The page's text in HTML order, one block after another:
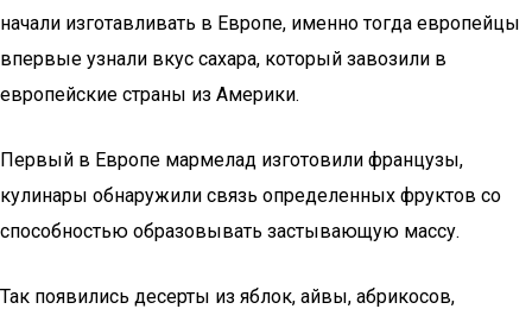
начали изготавливать в Европе, именно тогда европейцы
впервые узнали вкус сахара, который завозили в
европейские страны из Америки.
Первый в Европе мармелад изготовили французы,
кулинары обнаружили связь определенных фруктов со
способностью образовывать застывающую массу.
Так появились десерты из яблок, айвы, абрикосов,